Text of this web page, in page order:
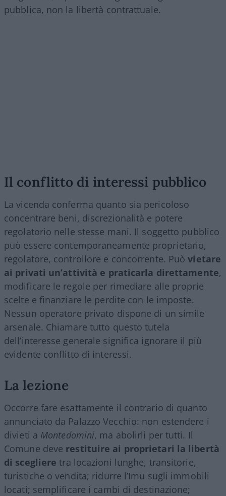
pubblica, non la libertà contrattuale.
Il conflitto di interessi pubblico
La vicenda conferma quanto sia pericoloso
concentrare beni, discrezionalità e potere
regolatorio nelle stesse mani. Il soggetto pubblico
può essere contemporaneamente proprietario,
regolatore, controllore e concorrente. Puòvietare
ai privati un’attività e praticarla direttamente,
modificare le regole per rimediare alle proprie
scelte e finanziare le perdite con le imposte.
Nessun operatore privato dispone di un simile
arsenale. Chiamare tutto questo tutela
dell’interesse generale significa ignorare il più
evidente conflitto di interessi.
La lezione
Occorre fare esattamente il contrario di quanto
annunciato da Palazzo Vecchio: non estendere i
divieti a Montedomini, ma abolirli per tutti. Il
Comune deve restituire ai proprietari la libertà
di scegliere tra locazioni lunghe, transitorie,
turistiche o vendita; ridurre l’Imu sugli immobili
locati; semplificare i cambi di destinazione;